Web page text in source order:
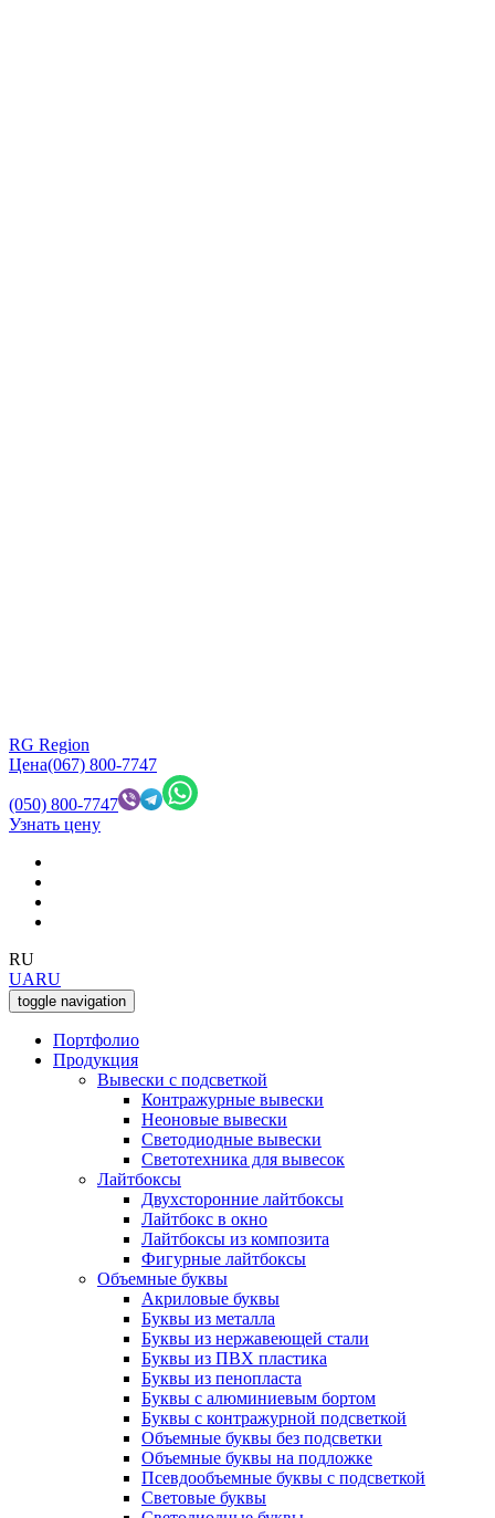
RG Region
Цена(067) 800-7747
(050) 800-7747
Узнать цену
RU
UARU
toggle navigation
Портфолио
Продукция
Вывески с подсветкой
Контражурные вывески
Неоновые вывески
Светодиодные вывески
Светотехника для вывесок
Лайтбоксы
Двухсторонние лайтбоксы
Лайтбокс в окно
Лайтбоксы из композита
Фигурные лайтбоксы
Объемные буквы
Акриловые буквы
Буквы из металла
Буквы из нержавеющей стали
Буквы из ПВХ пластика
Буквы из пенопласта
Буквы с алюминиевым бортом
Буквы с контражурной подсветкой
Объемные буквы без подсветки
Объемные буквы на подложке
Псевдообъемные буквы с подсветкой
Световые буквы